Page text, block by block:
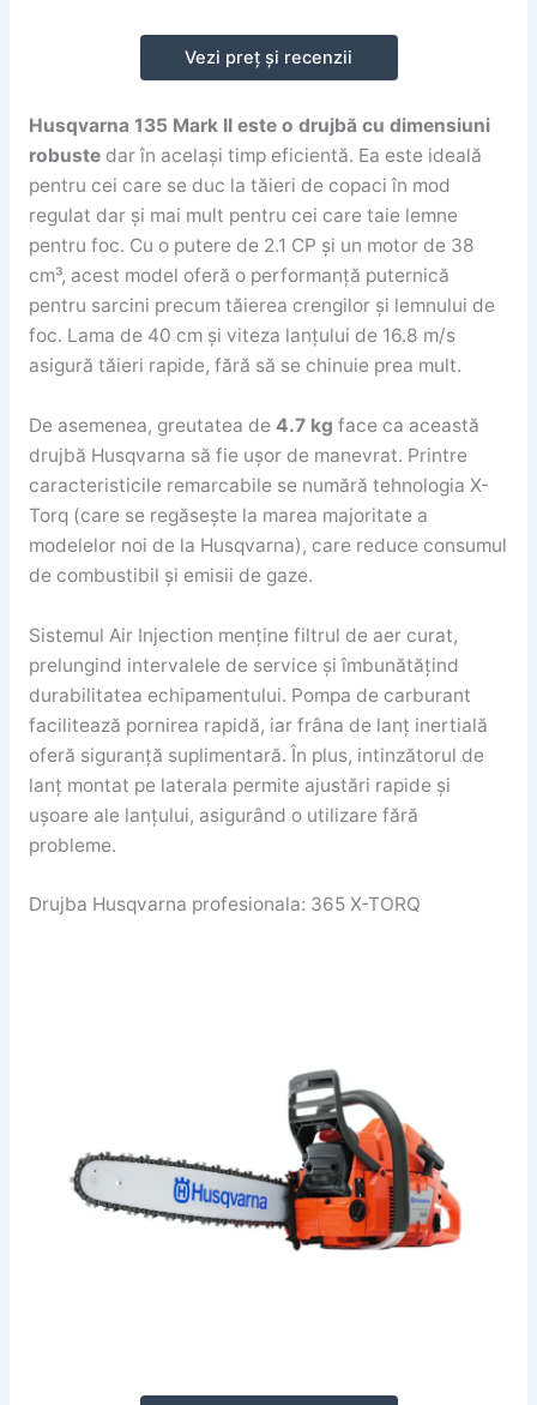
Vezi preț și recenzii
Husqvarna 135 Mark II este o drujbă cu dimensiuni
robustedar în același timp eficientă. Ea este ideală
pentru cei care se duc la tăieri de copaci în mod
regulat dar și mai mult pentru cei care taie lemne
pentru foc. Cu o putere de 2.1 CP și un motor de 38
cm³, acest model oferă o performanță puternică
pentru sarcini precum tăierea crengilor și lemnului de
foc. Lama de 40 cm și viteza lanțului de 16.8 m/s
asigură tăieri rapide, fără să se chinuie prea mult.
De asemenea, greutatea de 4.7 kg face ca această
drujbă Husqvarna să fie ușor de manevrat. Printre
caracteristicile remarcabile se numără tehnologia X-
Torq (care se regăsește la marea majoritate a
modelelor noi de la Husqvarna), care reduce consumul
de combustibil și emisii de gaze.
Sistemul Air Injection menține filtrul de aer curat,
prelungind intervalele de service și îmbunătățind
durabilitatea echipamentului. Pompa de carburant
facilitează pornirea rapidă, iar frâna de lanț inertială
oferă siguranță suplimentară. În plus, intinzătorul de
lanț montat pe laterala permite ajustări rapide și
ușoare ale lanțului, asigurând o utilizare fără
probleme.
Drujba Husqvarna profesionala: 365 X-TORQ